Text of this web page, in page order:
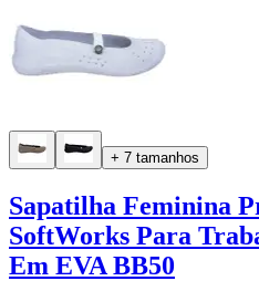
+ 7 tamanhos
Sapatilha Feminina
SoftWorks Para
Em EVA BB50